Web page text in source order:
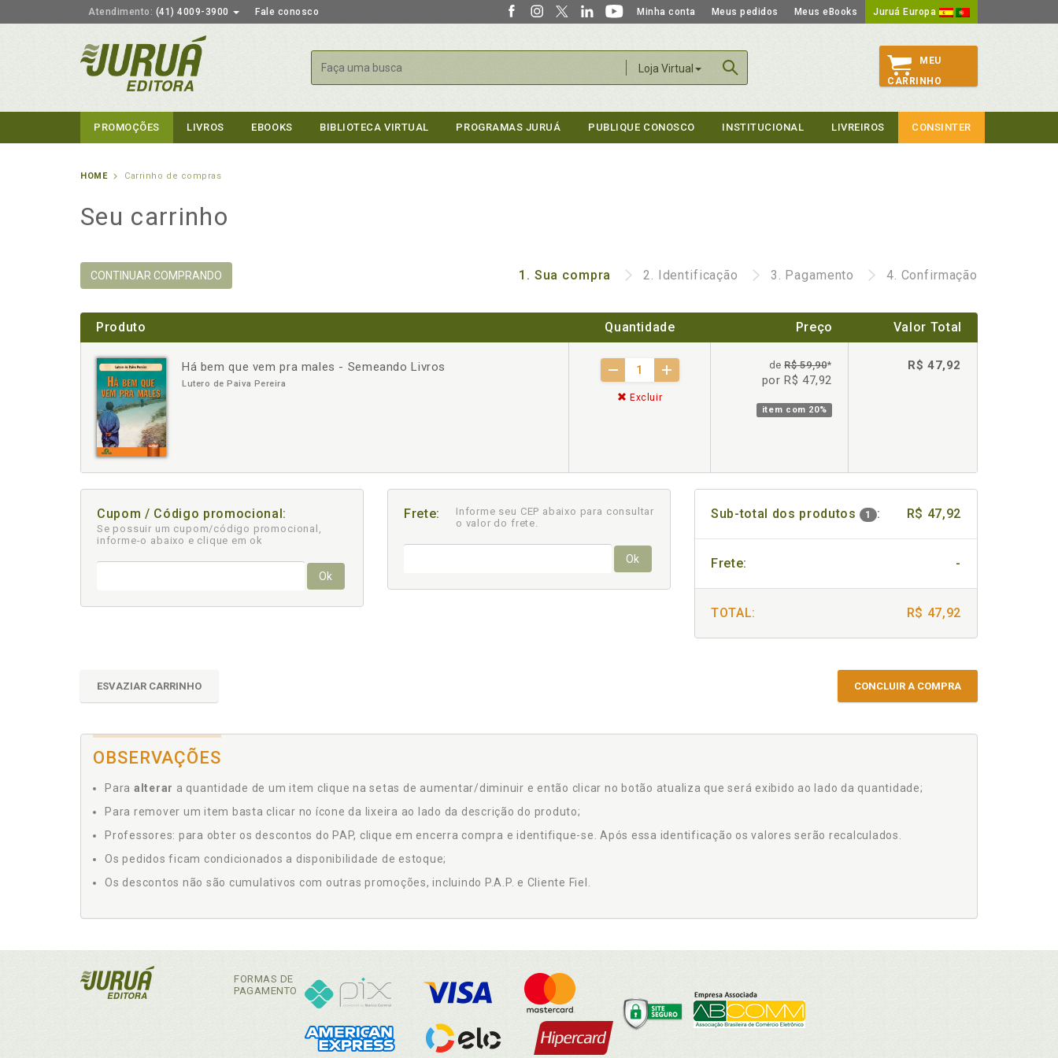
Atendimento: (41) 4009-3900 Fale conosco Minha conta Meus pedidos Meus eBooks Juruá Europa
Loja Virtual
Buscar
MEU
CARRINHO
PROMOÇÕES LIVROS EBOOKS BIBLIOTECA VIRTUAL PROGRAMAS JURUÁ PUBLIQUE CONOSCO INSTITUCIONAL LIVREIROS CONSINTER
HOME Carrinho de compras
Seu carrinho
CONTINUAR COMPRANDO 1. Sua compra 2. Identificação 3. Pagamento 4. Confirmação
Produto Quantidade Preço Valor Total
Há bem que vem pra males - Semeando Livros
Lutero de Paiva Pereira
- +
Excluir
deR$ 59,90*
por R$ 47,92
item com 20%
R$ 47,92
Cupom / Código promocional:
Se possuir um cupom/código promocional,
informe-o abaixo e clique em ok
Ok
Frete:
Informe seu CEP abaixo para consultar
o valor do frete.
Ok
Sub-total dos produtos 1 : R$ 47,92
Frete: -
TOTAL: R$ 47,92
ESVAZIAR CARRINHO CONCLUIR A COMPRA
OBSERVAÇÕES
Para alterar a quantidade de um item clique na setas de aumentar/diminuir e então clicar no botão atualiza que será exibido ao lado da quantidade;
Para remover um item basta clicar no ícone da lixeira ao lado da descrição do produto;
Professores: para obter os descontos do PAP, clique em encerra compra e identifique-se. Após essa identificação os valores serão recalculados.
Os pedidos ficam condicionados a disponibilidade de estoque;
Os descontos não são cumulativos com outras promoções, incluindo P.A.P. e Cliente Fiel.
FORMAS DE
PAGAMENTO